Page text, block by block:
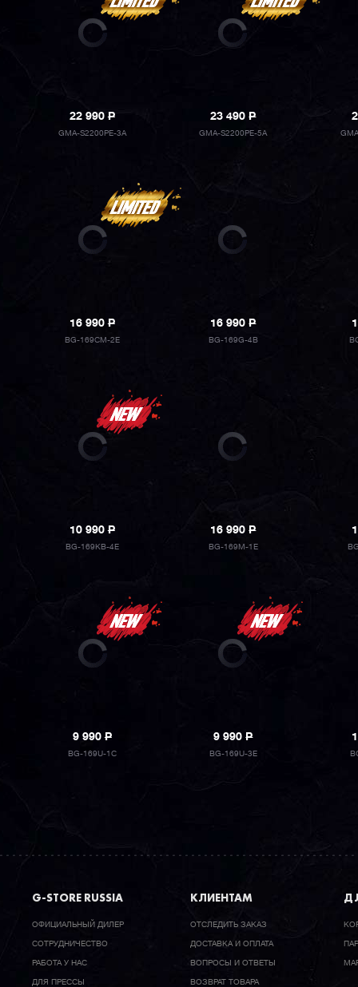
22 990P
GMA-S2200PE-3A
23 490P
GMA-S2200PE-5A
16 990P
BG-169CM-2E
16 990P
BG-169G-4B
10 990P
BG-169KB-4E
16 990P
BG-169M-1E
9 990P
BG-169U-1C
9 990P
BG-169U-3E
G-STORE RUSSIA
ОФИЦИАЛЬНЫЙ ДИЛЕР
CОТРУДНИЧЕСТВО
РАБОТА У НАС
ДЛЯ ПРЕССЫ
КЛИЕНТАМ
ОТСЛЕДИТЬ ЗАКАЗ
ДОСТАВКА И ОПЛАТА
ВОПРОСЫ И ОТВЕТЫ
ВОЗВРАТ ТОВАРА